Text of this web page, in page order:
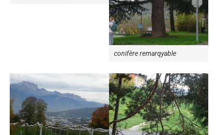
conifère remarqyable